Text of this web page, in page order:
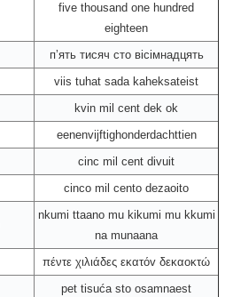
five thousand one hundred
eighteen
пʼять тисяч сто вісімнадцять
viis tuhat sada kaheksateist
kvin mil cent dek ok
eenenvijftighonderdachttien
cinc mil cent divuit
cinco mil cento dezaoito
nkumi ttaano mu kikumi mu kkumi
na munaana
πέντε χιλιάδες εκατόv δεκαοκτώ
pet tisuća sto osamnaest